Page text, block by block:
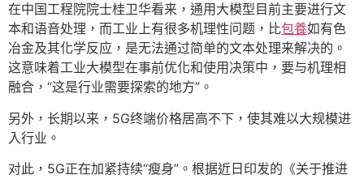
在中国工程院院士桂卫华看来，通用大模型目前主要进行文
本和语音处理，而工业上有很多机理性问题，比包養如有色
冶金及其化学反应，是无法通过简单的文本处理来解决的。
这意味着工业大模型在事前优化和使用决策中，要与机理相
融合，“这是行业需要探索的地方”。
另外，长期以来，5G终端价格居高不下，使其难以大规模进
入行业。
对此，5G正在加紧持续“瘦身”。根据近日印发的《关于推进